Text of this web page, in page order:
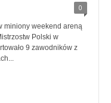
0
miniony weekend areną
Polski w
9 zawodników z